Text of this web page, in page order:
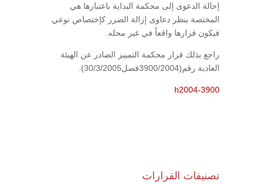
إحالة الدعوى إلى محكمة البداية باعتبارها هي
المختصة بنظر دعاوى إزالة الضرر كإختصاص نوعي
فيكون قرارها واقعاً في غير محله.
راجع بذلك قرار محكمة التمييز الصادر عن الهيئة
العادية رقم(3900/2004فصل30/3/2005).
h2004-3900
تصنيفات القرارات